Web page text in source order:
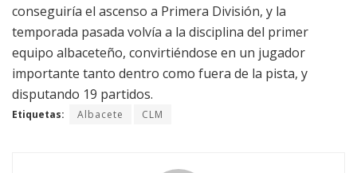
conseguiría el ascenso a Primera División, y la
temporada pasada volvía a la disciplina del primer
equipo albaceteño, convirtiéndose en un jugador
importante tanto dentro como fuera de la pista, y
disputando 19 partidos.
Etiquetas: Albacete CLM